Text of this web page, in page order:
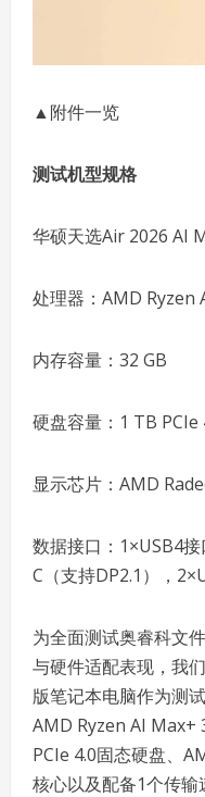
▲附件一览
测试机型规格
华硕天选Air 2026 AI
处理器：AMD Ryzen
内存容量：32 GB
硬盘容量：1 TB PCIe
显示芯片：AMD
数据接口：1×USB4
C（支持DP2.1），
为全面测试奥睿科文
与硬件适配表现，我
版笔记本电脑作为测
AMD Ryzen AI Max+
PCIe 4.0固态硬盘、
核心以及配备1个传